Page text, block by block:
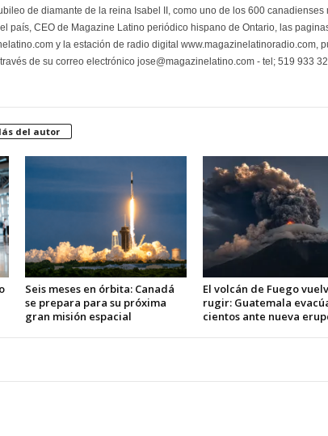
de diamante de la reina Isabel II, como uno de los 600 canadienses
país, CEO de Magazine Latino periódico hispano de Ontario, las
y la estación de radio digital www.magazinelatinoradio.com,
de su correo electrónico jose@magazinelatino.com - tel; 519 933
del autor
Seis meses en órbita: Canadá
se prepara para su próxima
gran misión espacial
El volcán de Fuego
rugir: Guatemala
cientos ante nueva